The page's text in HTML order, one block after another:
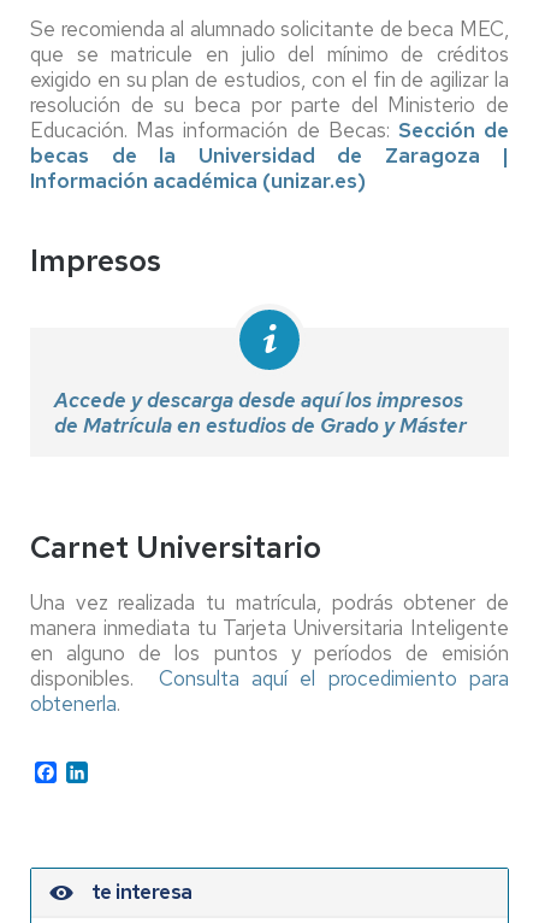
Se recomienda al alumnado solicitante de beca MEC,
que se matricule en julio del mínimo de créditos
exigido en su plan de estudios, con el fin de agilizar la
resolución de su beca por parte del Ministerio de
Educación. Mas información de Becas: Sección de
becas de la Universidad de Zaragoza |
Información académica (unizar.es)
Impresos
Accede y descarga desde aquí los impresos
de Matrícula en estudios de Grado y Máster
Carnet Universitario
Una vez realizada tu matrícula, podrás obtener de
manera inmediata tu Tarjeta Universitaria Inteligente
en alguno de los puntos y períodos de emisión
disponibles. Consulta aquí el procedimiento para
obtenerla.
Facebook
te interesa